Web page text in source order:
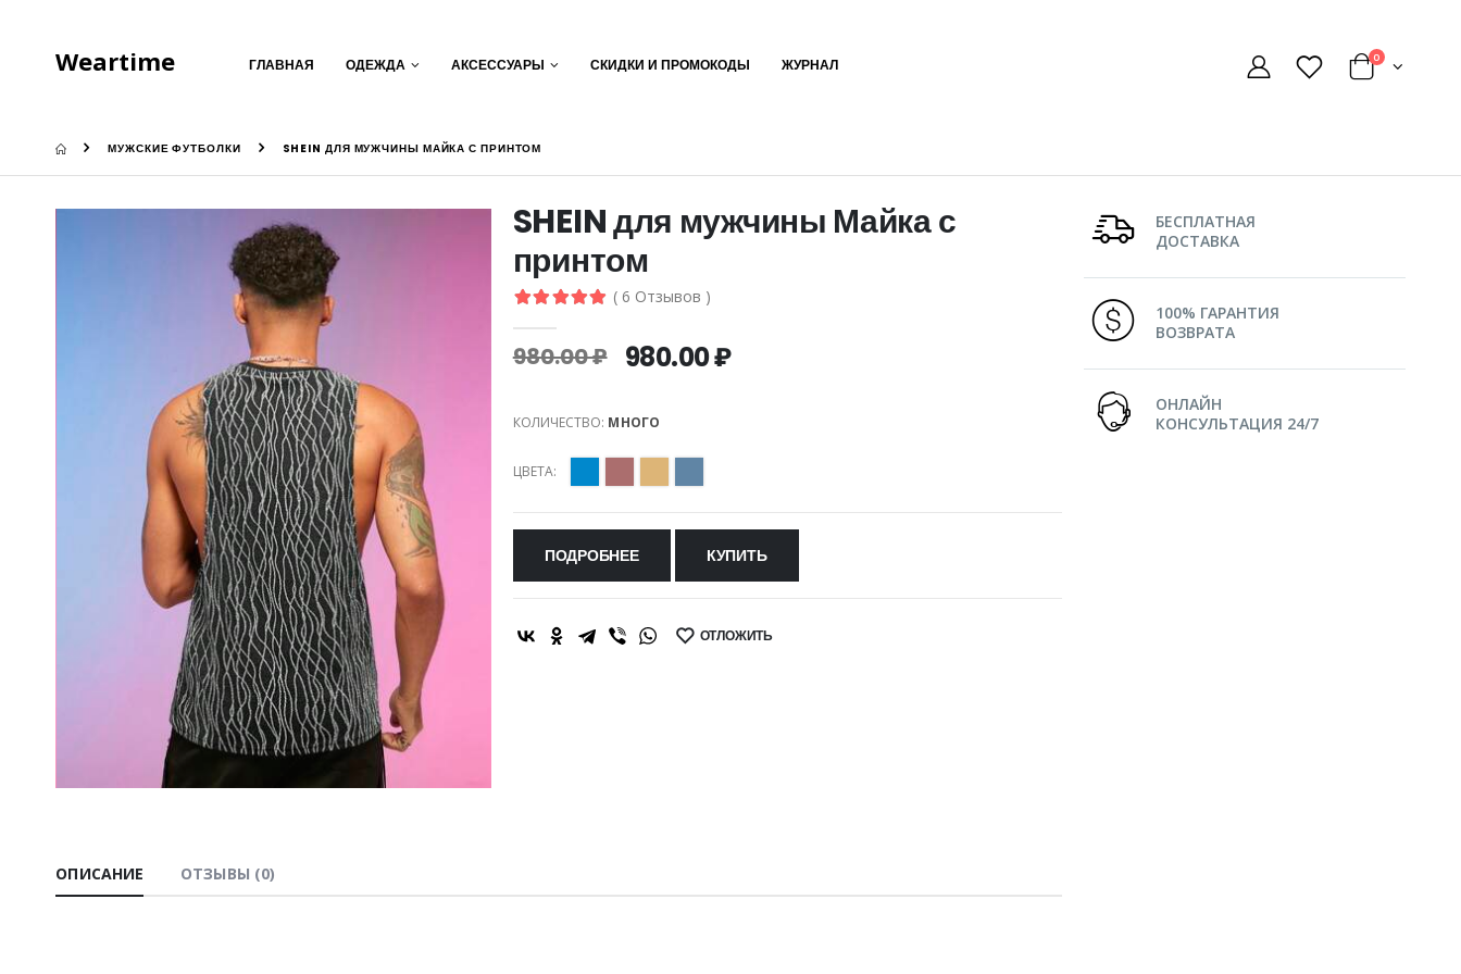
Weartime ГЛАВНАЯ ОДЕЖДА АКСЕССУАРЫ СКИДКИ И ПРОМОКОДЫ ЖУРНАЛ 0
МУЖСКИЕ ФУТБОЛКИ SHEIN ДЛЯ МУЖЧИНЫ МАЙКА С ПРИНТОМ
SHEIN для мужчины Майка с
принтом
( 6 Отзывов )
980.00 ₽ 980.00 ₽
КОЛИЧЕСТВО: МНОГО
ЦВЕТА:
ПОДРОБНЕЕ КУПИТЬ
SHARE: ОТЛОЖИТЬ
ОПИСАНИЕ ОТЗЫВЫ (0)
БЕСПЛАТНАЯ
ДОСТАВКА
100% ГАРАНТИЯ
ВОЗВРАТА
ОНЛАЙН
КОНСУЛЬТАЦИЯ 24/7